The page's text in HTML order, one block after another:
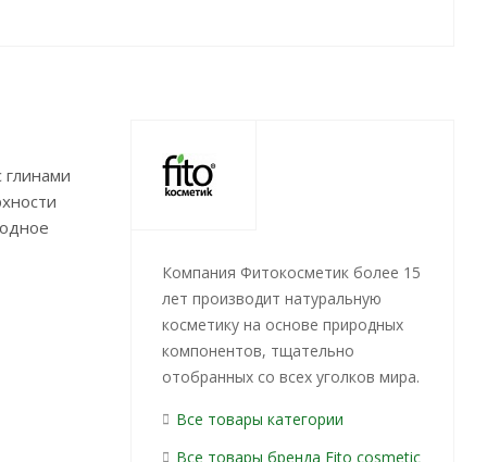
Компания Фитокосметик более 15
лет производит натуральную
косметику на основе природных
компонентов, тщательно
отобранных со всех уголков мира.
Все товары категории
Все товары бренда Fito сosmetic